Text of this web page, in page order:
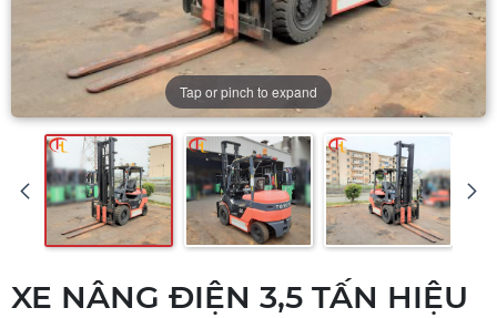
Tap or pinch to expand
XE NÂNG ĐIỆN 3,5 TẤN HIỆU